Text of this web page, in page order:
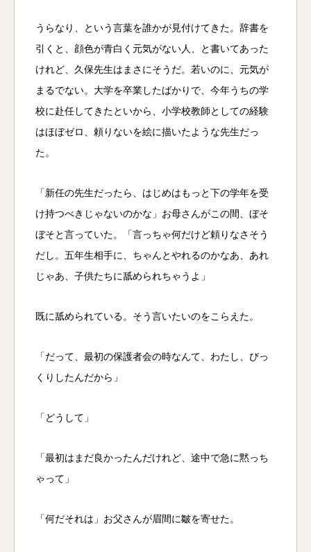
うらなり、という言葉を誰かが見付けてきた。辞書を
引くと、顔色が青白く元気がない人、と書いてあった
けれど、久保先生はまさにそうだ。若いのに、元気が
まるでない。大学を卒業したばかりで、今年うちの学
校に赴任してきたといから、小学校教師としての経験
はほぼゼロ、頼りないを絵に描いたような先生だっ
た。
「新任の先生だったら、はじめはもっと下の学年を受
け持つべきじゃないのかな」お母さんがこの間、ぼそ
ぼそと言っていた。「言っちゃ何だけど頼りなさそう
だし。五年生相手に、ちゃんとやれるのかなあ、あれ
じゃあ、子供たちに舐められちゃうよ」
既に舐められている。そう言いたいのをこらえた。
「だって、最初の保護者会の時なんて、わたし、びっ
くりしたんだから」
「どうして」
「最初はまだ良かったんだけれど、途中で急に黙っち
ゃって」
「何だそれは」お父さんが眉間に皺を寄せた。